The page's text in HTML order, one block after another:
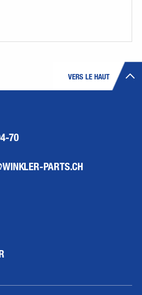
VERS LE HAUT
70
PARTS.CH